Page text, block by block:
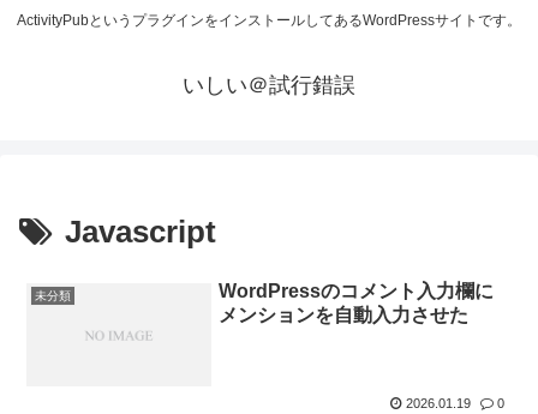
ActivityPubというプラグインをインストールしてあるWordPressサイトです。
いしい＠試行錯誤
Javascript
未分類
WordPressのコメント入力欄に
メンションを自動入力させた
2026.01.19 0